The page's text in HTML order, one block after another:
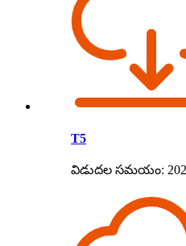
T5
విడుదల సమయం: